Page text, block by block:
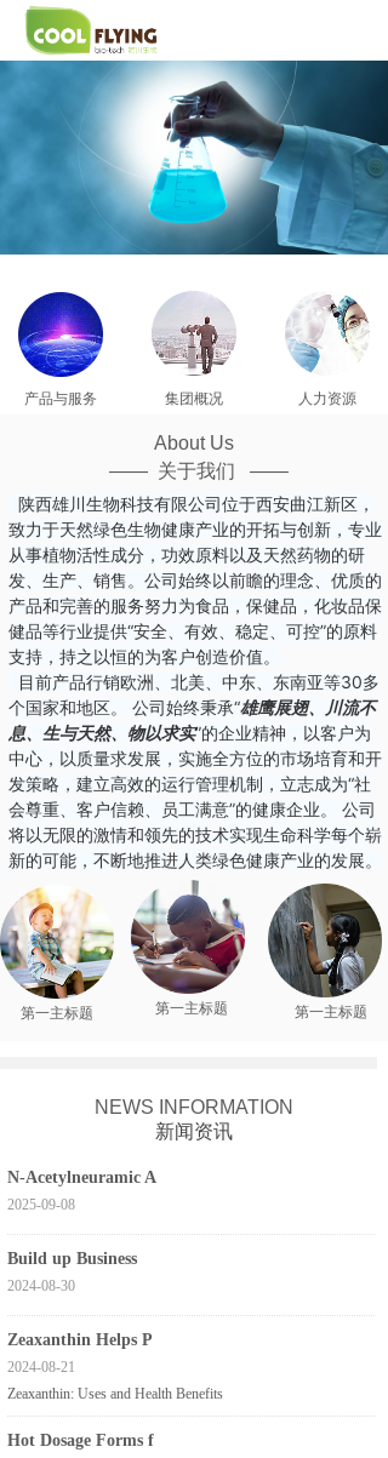
人力资源
集团概况
产品与服务
第一主标题
第一主标题
陕西雄川生物科技有限公司位于西安曲江新区，
致力于天然绿色生物健康产业的开拓与创新，专业
从事植物活性成分，功效原料以及天然药物的研
发、生产、销售。公司始终以前瞻的理念、优质的
产品和完善的服务努力为食品，保健品，化妆品保
健品等行业提供“安全、有效、稳定、可控”的原料
支持，持之以恒的为客户创造价值。
目前产品行销欧洲、北美、中东、东南亚等30多
个国家和地区。 公司始终秉承“雄鹰展翅、川流不
息、生与天然、物以求实”的企业精神，以客户为
中心，以质量求发展，实施全方位的市场培育和开
发策略，建立高效的运行管理机制，立志成为“社
会尊重、客户信赖、员工满意”的健康企业。 公司
将以无限的激情和领先的技术实现生命科学每个崭
新的可能，不断地推进人类绿色健康产业的发展。
—— 关于我们 ——
About Us
第一主标题
新闻资讯
N-Acetylneuramic A
2025-09-08
Build up Business
2024-08-30
Zeaxanthin Helps P
2024-08-21
Zeaxanthin: Uses and Health Benefits
Hot Dosage Forms f
NEWS INFORMATION